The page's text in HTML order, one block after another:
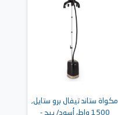
مكواة ستاند تيفال برو ستايل,
1500 واط، أسود/ بيج -